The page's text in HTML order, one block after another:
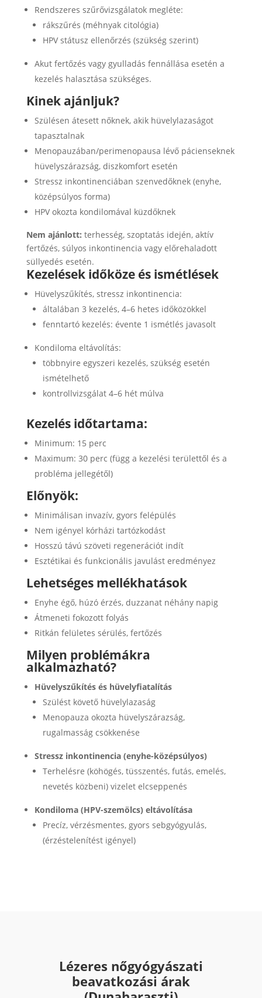
Rendszeres szűrővizsgálatok megléte:
rákszűrés (méhnyak citológia)
HPV státusz ellenőrzés (szükség szerint)
Akut fertőzés vagy gyulladás fennállása esetén a
kezelés halasztása szükséges.
Kinek ajánljuk?
Szülésen átesett nőknek, akik hüvelylazaságot
tapasztalnak
Menopauzában/perimenopausa lévő pácienseknek
hüvelyszárazság, diszkomfort esetén
Stressz inkontinenciában szenvedőknek (enyhe,
középsúlyos forma)
HPV okozta kondilomával küzdőknek
Nem ajánlott: terhesség, szoptatás idején, aktív
fertőzés, súlyos inkontinencia vagy előrehaladott
süllyedés esetén.
Kezelések időköze és ismétlések
Hüvelyszűkítés, stressz inkontinencia:
általában 3 kezelés, 4–6 hetes időközökkel
fenntartó kezelés: évente 1 ismétlés javasolt
Kondiloma eltávolítás:
többnyire egyszeri kezelés, szükség esetén
ismételhető
kontrollvizsgálat 4–6 hét múlva
Kezelés időtartama:
Minimum: 15 perc
Maximum: 30 perc (függ a kezelési területtől és a
probléma jellegétől)
Előnyök:
Minimálisan invazív, gyors felépülés
Nem igényel kórházi tartózkodást
Hosszú távú szöveti regenerációt indít
Esztétikai és funkcionális javulást eredményez
Lehetséges mellékhatások
Enyhe égő, húzó érzés, duzzanat néhány napig
Átmeneti fokozott folyás
Ritkán felületes sérülés, fertőzés
Milyen problémákra
alkalmazható?
Hüvelyszűkítés és hüvelyfiatalítás
Szülést követő hüvelylazaság
Menopauza okozta hüvelyszárazság,
rugalmasság csökkenése
Stressz inkontinencia (enyhe-középsúlyos)
Terhelésre (köhögés, tüsszentés, futás, emelés,
nevetés közbeni) vizelet elcseppenés
Kondiloma (HPV-szemölcs) eltávolítása
Precíz, vérzésmentes, gyors sebgyógyulás,
(érzéstelenítést igényel)
Lézeres nőgyógyászati
beavatkozási árak